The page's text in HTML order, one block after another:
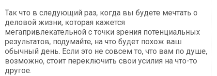
Так что в следующий раз, когда вы будете мечтать о
деловой жизни, которая кажется
мегапривлекательной с точки зрения потенциальных
результатов, подумайте, на что будет похож ваш
обычный день. Если это не совсем то, что вам по душе,
возможно, стоит переключить свои усилия на что-то
другое.